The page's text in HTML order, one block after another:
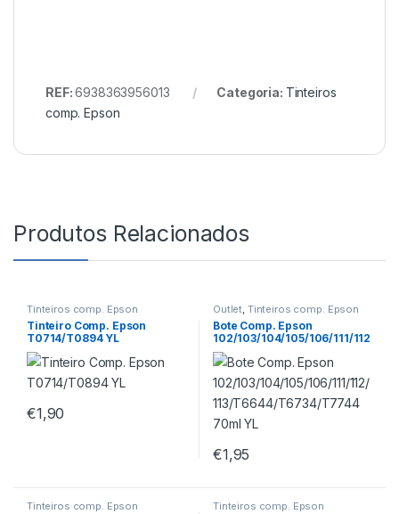
REF:6938363956013 Categoria: Tinteiros
comp. Epson
Produtos Relacionados
Tinteiros comp. Epson
Tinteiro Comp. Epson
T0714/T0894 YL
€1,90
Outlet Tinteiros comp. Epson
Bote Comp. Epson
102/103/104/105/106/111/112
/113/T6644/T6734/T7744
70ml YL
€1,95
Tinteiros comp. Epson Tinteiros comp. Epson